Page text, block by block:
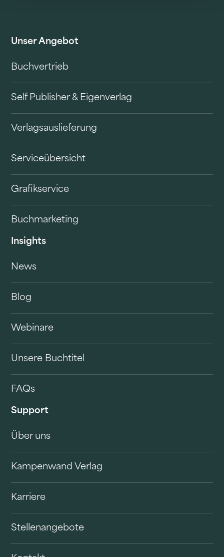
Unser Angebot
Buchvertrieb
Self Publisher & Eigenverlag
Verlagsauslieferung
Serviceübersicht
Grafikservice
Buchmarketing
Insights
News
Blog
Webinare
Unsere Buchtitel
FAQs
Support
Über uns
Kampenwand Verlag
Karriere
Stellenangebote